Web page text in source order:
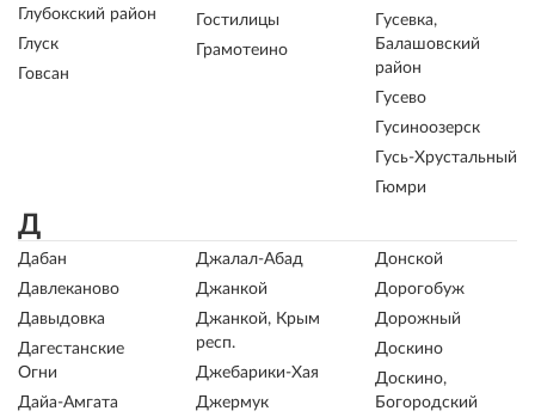
Глубокский район
Глуск
Говсан
Гостилицы
Грамотеино
Гусевка,
Балашовский
район
Гусево
Гусиноозерск
Гусь-Хрустальный
Гюмри
Д
Дабан
Давлеканово
Давыдовка
Дагестанские
Огни
Дайа-Амгата
Джалал-Абад
Джанкой
Джанкой, Крым
респ.
Джебарики-Хая
Джермук
Донской
Дорогобуж
Дорожный
Доскино
Доскино,
Богородский